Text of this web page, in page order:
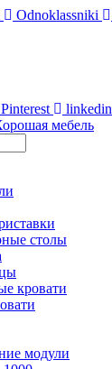
Odnoklassniki
Pinterest linkedin
столы
кровати
модули